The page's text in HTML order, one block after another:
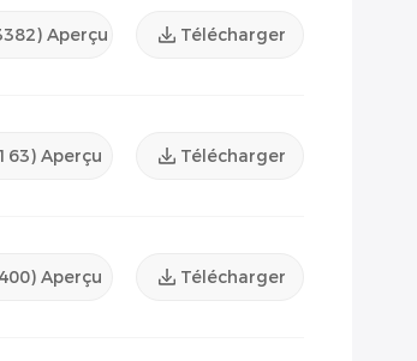
) Aperçu Télécharger
) Aperçu Télécharger
) Aperçu Télécharger